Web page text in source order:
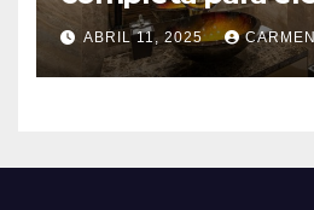
opción
ABRIL 11, 2025